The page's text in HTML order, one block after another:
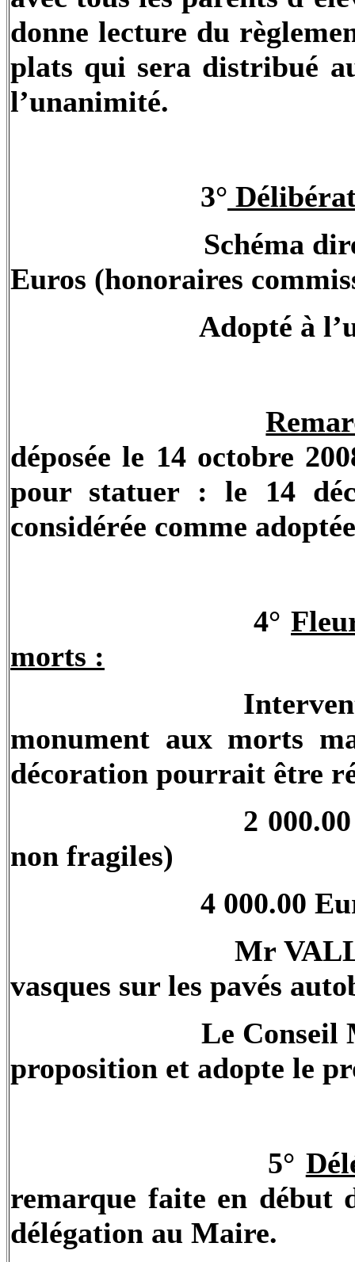
donne lecture du
plats qui sera distribué
l’unanimité.
3°
Schéma
Euros (honoraires
Adopté à
déposée le 14 octobre
pour statuer : le 14
considérée comme
4°
morts :
monument aux morts
décoration pourrait être
2
non fragiles)
4 000.00
Mr
vasques sur les pavés
Le Conseil
proposition et adopte le
5°
remarque faite en début
délégation au Maire.